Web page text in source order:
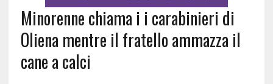
Minorenne chiama i i carabinieri di
Oliena mentre il fratello ammazza il
cane a calci